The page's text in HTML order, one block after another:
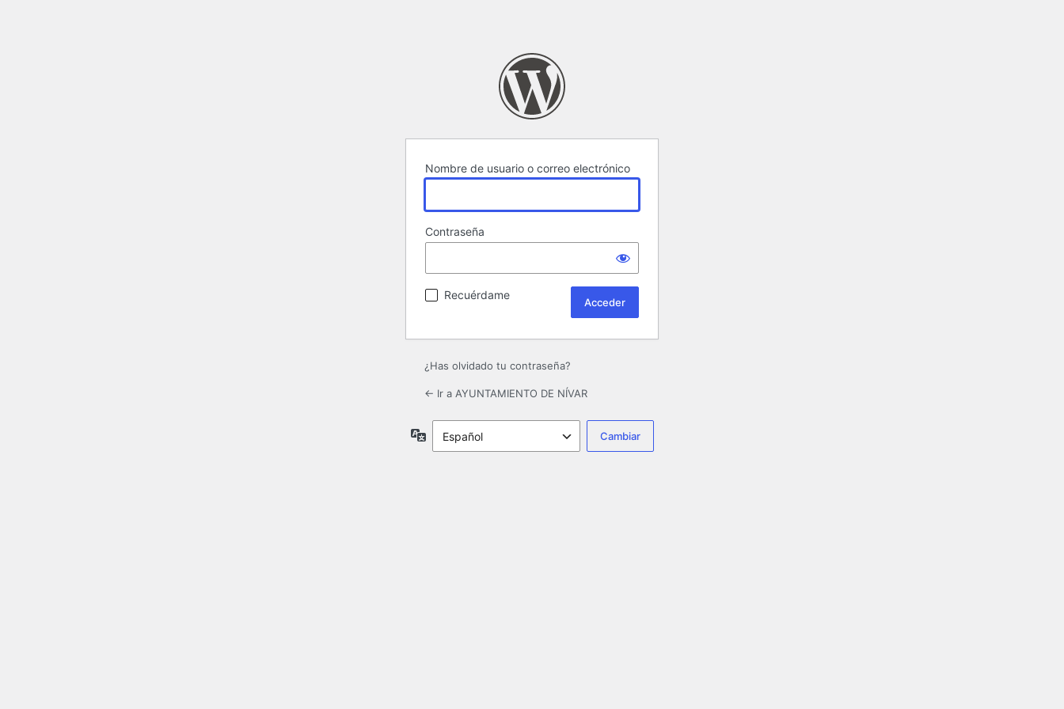
Nombre de usuario o correo electrónico
Contraseña
Recuérdame
¿Has olvidado tu contraseña?
← Ir a AYUNTAMIENTO DE NÍVAR
Idioma